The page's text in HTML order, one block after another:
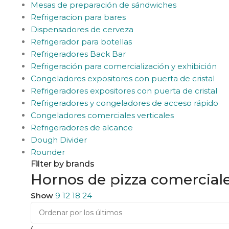
Mesas de preparación de sándwiches
Refrigeracion para bares
Dispensadores de cerveza
Refrigerador para botellas
Refrigeradores Back Bar
Refrigeración para comercialización y exhibición
Congeladores expositores con puerta de cristal
Refrigeradores expositores con puerta de cristal
Refrigeradores y congeladores de acceso rápido
Congeladores comerciales verticales
Refrigeradores de alcance
Dough Divider
Rounder
Filter by brands
Hornos de pizza
Show 9 12 18 24